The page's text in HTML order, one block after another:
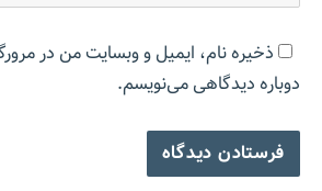
ذخیره نام، ایمیل و وبسایت من در
دوباره دیدگاهی می‌نویسم.